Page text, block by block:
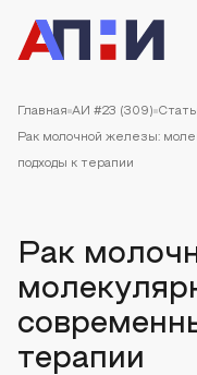
Главная АИ #23 (309)
Рак молочной железы:
подходы к терапии
Рак
терапии